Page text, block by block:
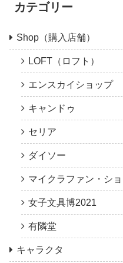
カテゴリー
Shop（購入店舗）
LOFT（ロフト）
エンスカイショップ
キャンドゥ
セリア
ダイソー
マイクラファン・シ
女子文具博2021
有隣堂
キャラクタ